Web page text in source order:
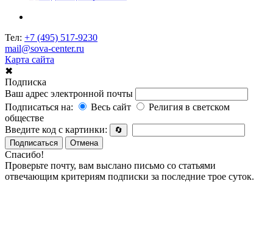
Тел: +7 (495) 517-9230
mail@sova-center.ru
Карта сайта
✖
Подписка
Ваш адрес электронной почты
Подписаться на:
Весь сайт
Религия в светском
обществе
Введите код с картинки:
🔄
Подписаться
Отмена
Спасибо!
Проверьте почту, вам выслано письмо со статьями
отвечающим критериям подписки за последние трое суток.